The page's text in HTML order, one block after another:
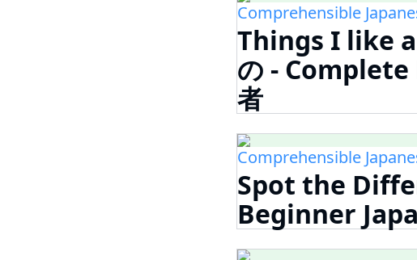
Comprehensible
Things I like
の - Complete
者
Comprehensible
Spot the
Beginner